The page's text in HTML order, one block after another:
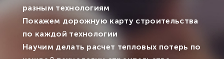
разным технологиям
Покажем дорожную карту строительства
по каждой технологии
Научим делать расчет тепловых потерь по